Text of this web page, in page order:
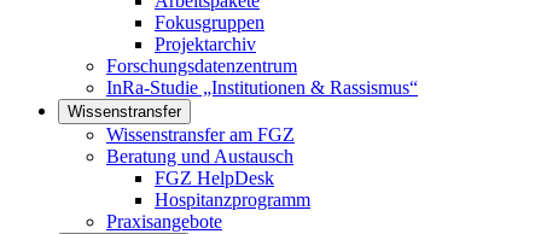
Fokusgruppen
Projektarchiv
Forschungsdatenzentrum
InRa-Studie „Institutionen & Rassismus“
Wissenstransfer
Links in diesem Bereich anzeigen
Wissenstransfer am FGZ
Beratung und Austausch
FGZ HelpDesk
Hospitanzprogramm
Praxisangebote